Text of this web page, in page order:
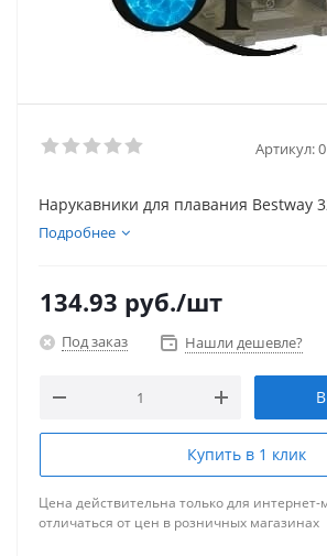
Артикул:
Нарукавники для плавания Bestway
Подробнее
134.93 руб./шт
Под заказ Нашли дешевле?
Купить в 1 клик
Цена действительна только для
отличаться от цен в розничных магазинах